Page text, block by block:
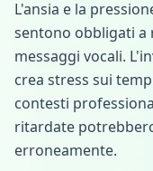
L'ansia e la
sentono obbligati a
messaggi vocali.
crea stress sui
contesti
ritardate
erroneamente.